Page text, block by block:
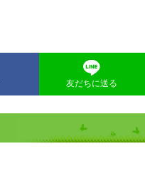
友だちに送る